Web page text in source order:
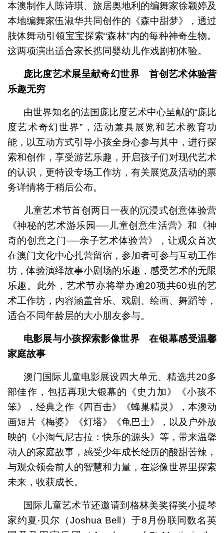
本澳制作人陈诗琪、旅居奥地利的编舞家徐颖婷及
本地编舞家伍淑华共同创作的《森中甜梦》，透过
肢体舞动引领宝宝探索“森林”内的每种神奇生物。
这两项演出适合家长携同婴幼儿作戏剧初体验。
庞比度艺术展呈献奇幻世界 首创艺术体验营
乐趣无穷
由世界知名的法国庞比度艺术中心呈献的“庞比
度艺术奇幻世界”，活动兼具展览和艺术教育功
能，以互动方式引导小孩全身心参与其中，进行探
索和创作，享受游艺乐趣，开启孩子们对现代艺术
的认识，更特设专场工作坊，有关展览及活动的票
务详情将于稍后公布。
儿童艺术节首创两日一夜的沉浸式创意体验营
《神秘的艺术游乐园──儿童创意生活营》和《神
奇的创意之门──亲子艺术体验营》，让观众首次
在澳门文化中心扎营留宿，参加者可参与互动工作
坊，体验演绎故事小剧场的乐趣，感受艺术的无限
乐趣。此外，艺术节亦将举办逾20项共60班的艺
术工作坊，内容涵盖音乐、戏剧、绘画、舞蹈等，
适合不同年龄层的大小朋友参与。
电影展与小孩探索影像世界 在银幕感受温馨
家庭故事
澳门国际儿童电影展设四大单元、精选共20多
部佳作，包括再现大银幕的《史力加》《小孩不
笨》，经典之作《四百击》《蜂巢精灵》，本澳动
画短片《梅婆》《灯塔》《龟巴士》，以及户外放
映的《小淘气尼古拉：快乐的源头》等，带来温馨
动人的家庭故事，感受少年成长经历的酸甜苦辣，
与观众领会前人的智慧和力量，在影像世界里探索
未来，收获成长。
国际儿童艺术节还邀请到格林美奖得奖小提琴
家约夏‧贝尔（Joshua Bell）于8月份联同数名英